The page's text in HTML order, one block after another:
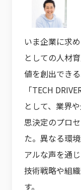
いま企業に求
としての人材
値を創出でき
「TECH
として、業界
思決定のプロ
た。異なる環
アルな声を通
技術戦略や組
す。